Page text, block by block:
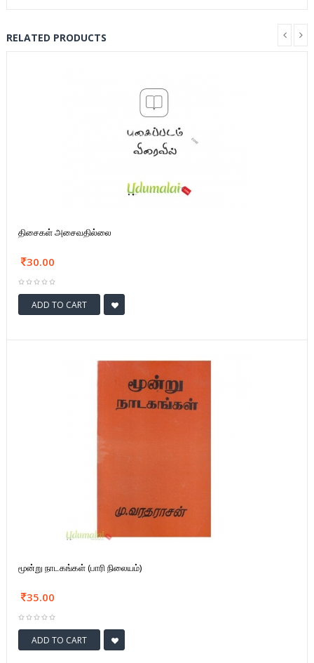
RELATED PRODUCTS
திசைகள் அசைவதில்லை
30.00
ADD TO CART
மூன்று நாடகங்கள் (பாரி நிலையம்)
35.00
ADD TO CART